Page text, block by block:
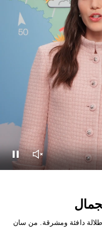
إيقاف هذا الفيديو
تشغيل صوت الفيديو
دافئة ومشرقة. من سان